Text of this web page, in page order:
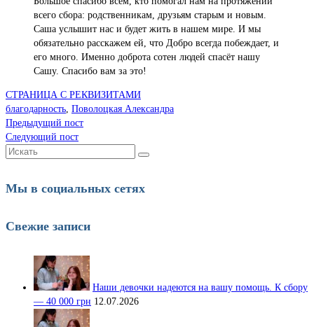
всего сбора: родственникам, друзьям старым и новым.
Саша услышит нас и будет жить в нашем мире. И мы
обязательно расскажем ей, что Добро всегда побеждает, и
его много. Именно доброта сотен людей спасёт нашу
Сашу. Спасибо вам за это!
СТРАНИЦА С РЕКВИЗИТАМИ
благодарность, Поволоцкая Александра
Предыдущий пост
Следующий пост
Искать:
Мы в социальных сетях
Свежие записи
Наши девочки надеются на вашу помощь. К сбору
— 40 000 грн 12.07.2026